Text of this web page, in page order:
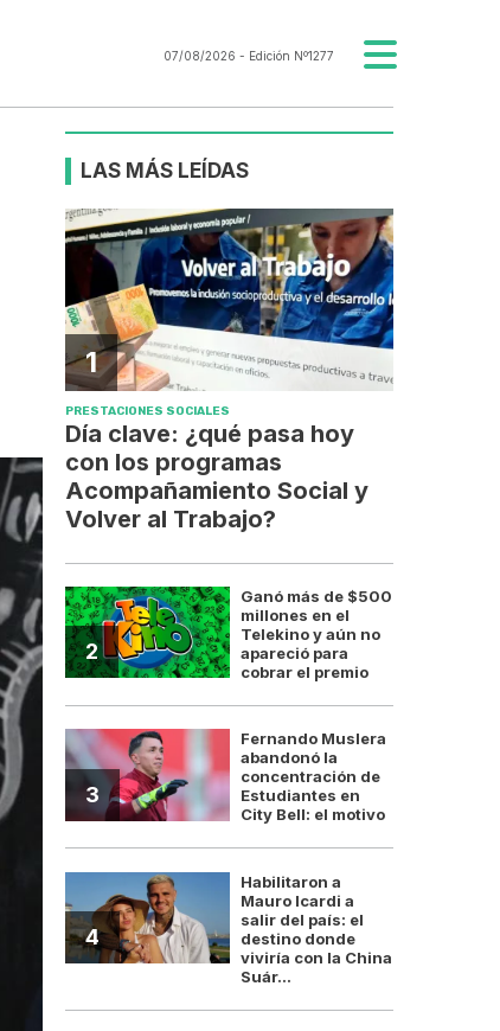
07/08/2026 - Edición Nº1277
LAS MÁS LEÍDAS
1
PRESTACIONES SOCIALES
Día clave: ¿qué pasa hoy
con los programas
Acompañamiento Social y
Volver al Trabajo?
2
Ganó más de $500
millones en el
Telekino y aún no
apareció para
cobrar el premio
3
Fernando Muslera
abandonó la
concentración de
Estudiantes en
City Bell: el motivo
4
Habilitaron a
Mauro Icardi a
salir del país: el
destino donde
viviría con la China
Suár...